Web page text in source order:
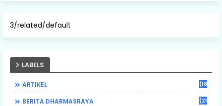
3/related/default
LABELS
ARTIKEL (184)
BERITA DHARMASRAYA (21)